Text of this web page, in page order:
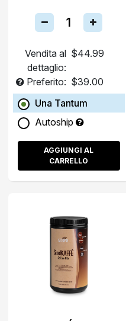
Vendita al
dettaglio:
$44.99
Preferito: $39.00
Una Tantum
Autoship
AGGIUNGI AL
CARRELLO